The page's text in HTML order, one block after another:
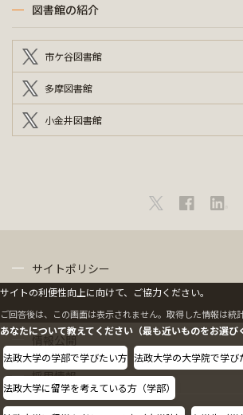
図書館の紹介
市ケ谷図書館
多摩図書館
小金井図書館
サイトポリシー
情報公開
採用情報
サイトの利便性向上に向けて、ご協力ください。
ご回答後は、この画面は表示されません。取得した情報は統
あなたについて教えてください（最も近いものをお選び
法政大学の学部で学びたい方 法政大学の大学院で学び
法政大学に留学を考えている方（学部）